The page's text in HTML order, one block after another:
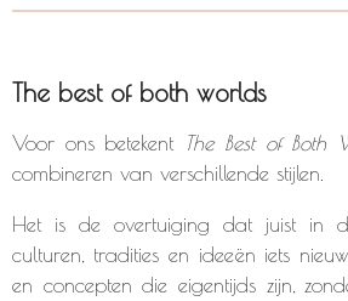
The best of both worlds
Voor ons betekent The Best of Both
combineren van verschillende stijlen.
Het is de overtuiging dat juist in
culturen, tradities en ideeën iets
en concepten die eigentijds zijn,